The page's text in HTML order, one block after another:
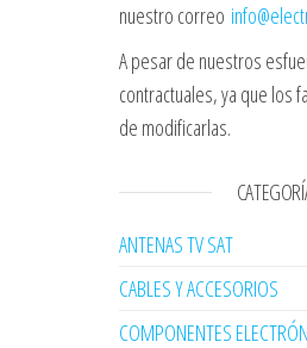
nuestro correo
A pesar de nuestros
contractuales, ya que los
de modificarlas.
ANTENAS TV SAT
CABLES Y ACCESORIOS
COMPONENTES